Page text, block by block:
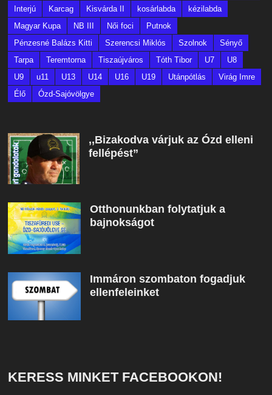
Interjú
Karcag Kisvárda II kosárlabda
kézilabda
Magyar Kupa
NB III Női foci
Putnok
Pénzesné Balázs Kitti
Szerencsi Miklós Szolnok
Sényő
Tarpa
Teremtorna Tiszaújváros Tóth Tibor U7
U8
U9
u11 U13 U14 U16 U19 Utánpótlás
Virág Imre
Élő
Ózd-Sajóvölgye
,,Bizakodva várjuk az Ózd elleni
fellépést”
Otthonunkban folytatjuk a
bajnokságot
Immáron szombaton fogadjuk
ellenfeleinket
KERESS MINKET FACEBOOKON!